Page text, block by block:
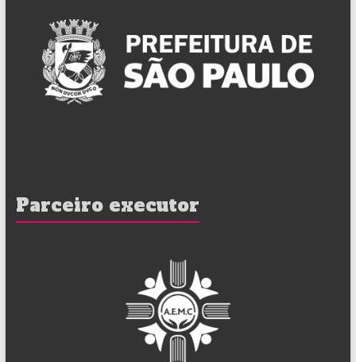
Parceiro executor